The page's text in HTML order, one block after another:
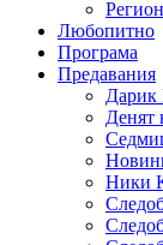
Любопитно
Програма
Предавания
Дарик
Денят
Ники